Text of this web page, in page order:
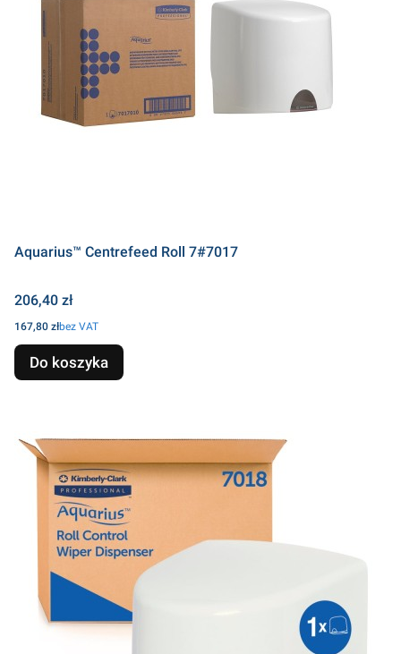
Aquarius™ Centrefeed Roll 7#7017
Cena
206,40 zł
Cena
167,80 złbez VAT
Do koszyka